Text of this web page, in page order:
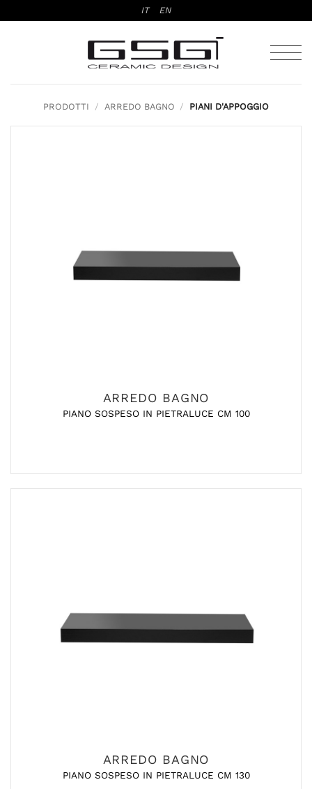
ai
IT EN
PRODOTTI / ARREDO BAGNO / PIANI D'APPOGGIO
ARREDO BAGNO
PIANO SOSPESO IN PIETRALUCE CM 100
ARREDO BAGNO
PIANO SOSPESO IN PIETRALUCE CM 130